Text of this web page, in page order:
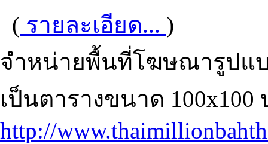
( รายละเอียด... )
จำหน่ายพื้นที่โฆษณารูปแ
เป็นตารางขนาด
http://